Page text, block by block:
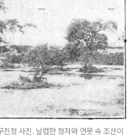
정 사진. 날렵한 정자와 연못 속 조산이